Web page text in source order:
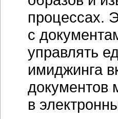
процессах.
с
управлять
имиджинга
документов
в